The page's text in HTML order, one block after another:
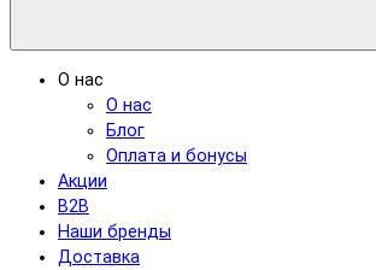
О нас
О нас
Блог
Оплата и бонусы
Акции
B2B
Наши бренды
Доставка